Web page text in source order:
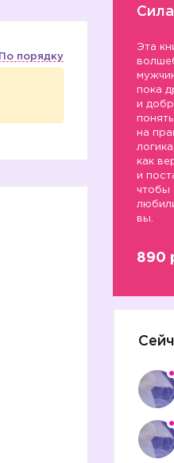
По порядку
Эта
пока
и
на
как
и
чтобы
вы.
890